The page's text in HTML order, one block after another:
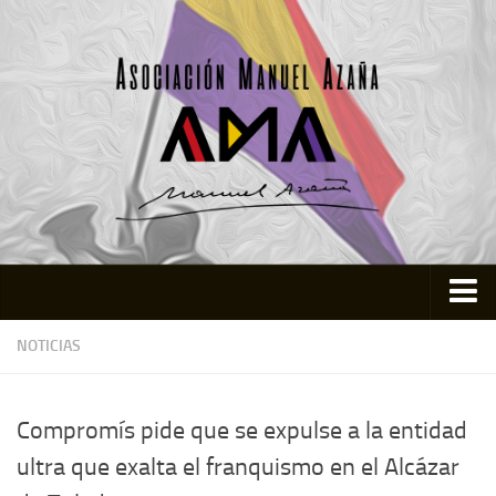
Inicio
Quienes somos
NOTICIAS
Compromís pide que se expulse a la entidad
ultra que exalta el franquismo en el Alcázar